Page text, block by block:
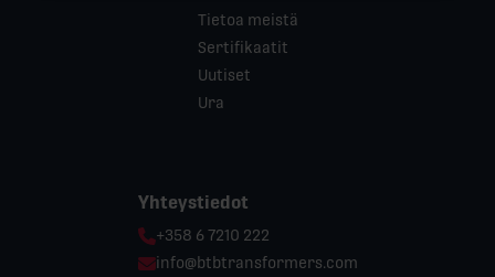
Tietoa meistä
Sertifikaatit
Uutiset
Ura
Yhteystiedot
Phone:
+358 6 7210 222
Email:
info@btbtransformers.com